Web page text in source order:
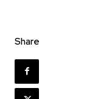
Share